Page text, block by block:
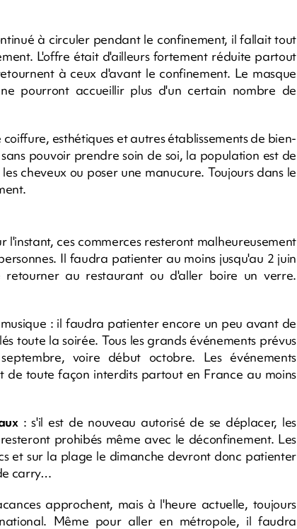
à circuler pendant le confinement, il fallait tout
L'offre était d'ailleurs fortement réduite partout
à ceux d'avant le confinement. Le masque
pourront accueillir plus d'un certain nombre de
coiffure, esthétiques et autres établissements de bien-
pouvoir prendre soin de soi, la population est de
cheveux ou poser une manucure. Toujours dans le
l'instant, ces commerces resteront malheureusement
Il faudra patienter au moins jusqu'au 2 juin
retourner au restaurant ou d'aller boire un verre.
: il faudra patienter encore un peu avant de
toute la soirée. Tous les grands événements prévus
voire début octobre. Les événements
de toute façon interdits partout en France au moins
: s'il est de nouveau autorisé de se déplacer, les
prohibés même avec le déconfinement. Les
et sur la plage le dimanche devront donc patienter
carry…
approchent, mais à l'heure actuelle, toujours
Même pour aller en métropole, il faudra